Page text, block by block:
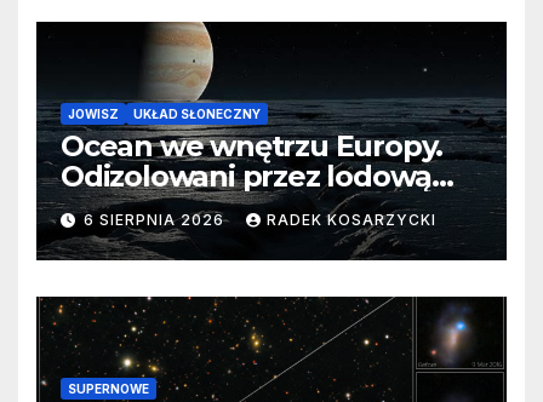
JOWISZ UKŁAD SŁONECZNY
Ocean we wnętrzu Europy.
Odizolowani przez lodową
barierę
6 SIERPNIA 2026 RADEK KOSARZYCKI
SUPERNOWE